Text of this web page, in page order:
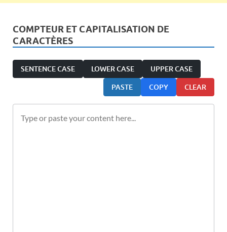
COMPTEUR ET CAPITALISATION DE
CARACTÈRES
SENTENCE CASE LOWER CASE UPPER CASE
PASTE COPY CLEAR